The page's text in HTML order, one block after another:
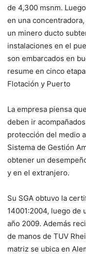
de 4,300 msnm.
en una
un minero ducto
instalaciones en el
son embarcados en
resume en cinco
Flotación y Puerto
La empresa piensa
deben ir
protección del medio
Sistema de Gestión
obtener un
y en el extranjero.
Su SGA obtuvo la
14001:2004, luego de
año 2009. Además
de manos de TUV
matriz se ubica en